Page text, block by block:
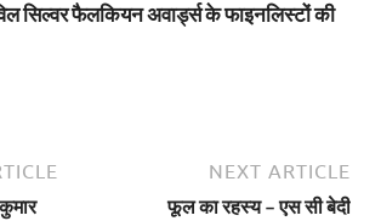
सिल्वर फैलकियन अवार्ड्स के फाइनलिस्टों की
NEXT ARTICLE
फूल का रहस्य – एस सी बेदी